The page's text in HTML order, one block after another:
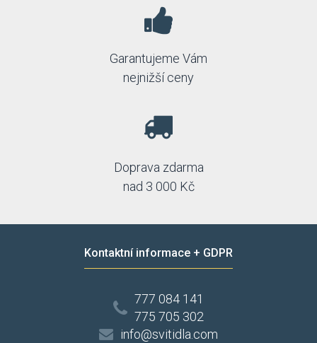
Garantujeme Vám
nejnižší ceny
Doprava zdarma
nad 3 000 Kč
Kontaktní informace + GDPR
777 084 141
775 705 302
info@svitidla.com